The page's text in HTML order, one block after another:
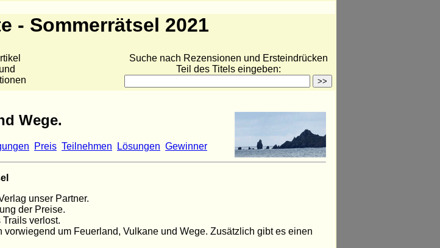
- Sommerrätsel 2021
und
Suche nach Rezensionen und Ersteindrücken
Teil des Titels eingeben:
Wege.
Preis Teilnehmen Lösungen Gewinner
unser Partner.
der Preise.
verlost.
vorwiegend um Feuerland, Vulkane und Wege. Zusätzlich gibt es einen